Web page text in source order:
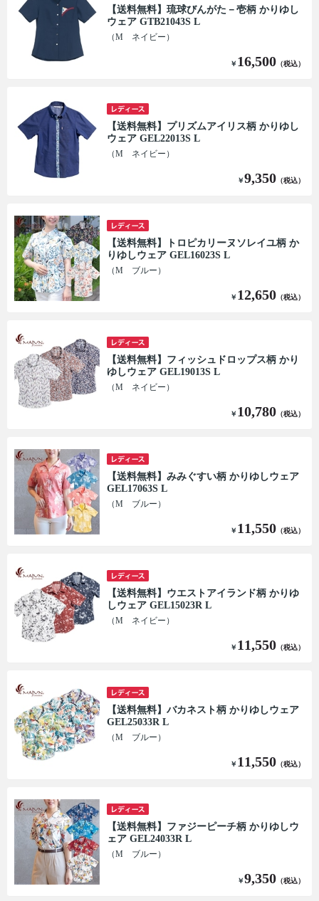
【送料無料】琉球びんがた－壱柄 かりゆし
ウェア GTB21043S L
（M ネイビー）
￥ 16,500 （税込）
【送料無料】プリズムアイリス柄 かりゆし
ウェア GEL22013S L
（M ネイビー）
￥9,350 （税込）
【送料無料】トロピカリーヌソレイユ柄 か
りゆしウェア GEL16023S L
（M ブルー）
￥ 12,650 （税込）
【送料無料】フィッシュドロップス柄 かり
ゆしウェア GEL19013S L
（M ネイビー）
￥ 10,780 （税込）
【送料無料】みみぐすい柄 かりゆしウェア
GEL17063S L
（M ブルー）
￥ 11,550 （税込）
【送料無料】ウエストアイランド柄 かりゆ
しウェア GEL15023R L
（M ネイビー）
￥ 11,550 （税込）
【送料無料】バカネスト柄 かりゆしウェア
GEL25033R L
（M ブルー）
￥ 11,550 （税込）
【送料無料】ファジーピーチ柄 かりゆしウ
ェア GEL24033R L
（M ブルー）
￥9,350 （税込）